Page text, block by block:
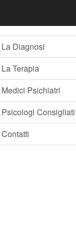
La Diagnosi
La Terapia
Medici Psichiatri
Psicologi Consigliati
Contatti